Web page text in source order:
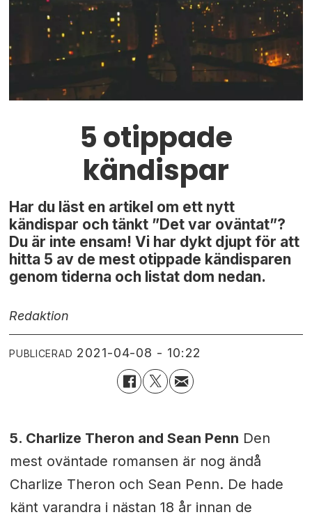
5 otippade
kändispar
Har du läst en artikel om ett nytt
kändispar och tänkt ”Det var oväntat”?
Du är inte ensam! Vi har dykt djupt för att
hitta 5 av de mest otippade kändisparen
genom tiderna och listat dom nedan.
Redaktion
PUBLICERAD 2021-04-08 - 10:22
5. Charlize Theron and Sean Penn Den
mest oväntade romansen är nog ändå
Charlize Theron och Sean Penn. De hade
känt varandra i nästan 18 år innan de